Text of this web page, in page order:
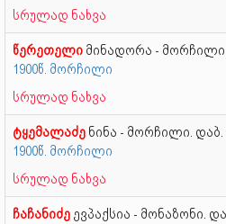
სრულად ნახვა
წერეთელი მინადორა - მორჩილი.
1900წ. მორჩილი
სრულად ნახვა
ტყემალაძე ნინა - მორჩილი. დაბ.
1900წ. მორჩილი
სრულად ნახვა
ჩაჩანიძე ევპაქსია - მონაზონი.